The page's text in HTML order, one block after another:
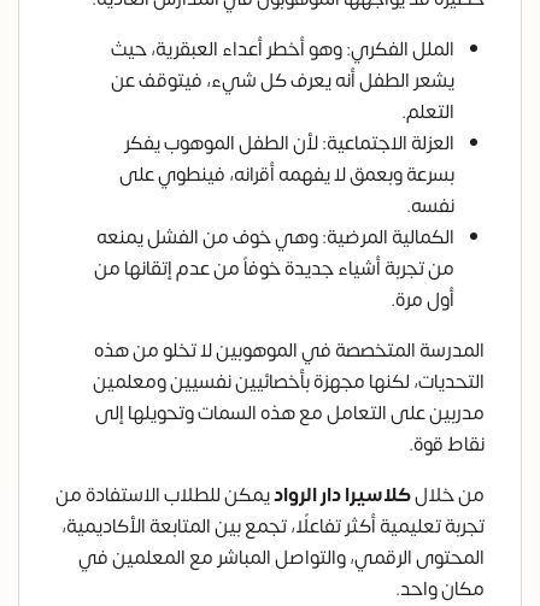
الملل الفكري: وهو أخطر أعداء العبقرية، حيث
يشعر الطفل أنه يعرف كل شيء، فيتوقف عن
التعلم.
العزلة الاجتماعية: لأن الطفل الموهوب يفكر
بسرعة وبعمق لا يفهمه أقرانه، فينطوي على
نفسه.
الكمالية المرضية: وهي خوف من الفشل يمنعه
من تجربة أشياء جديدة خوفاً من عدم إتقانها من
أول مرة.
المدرسة المتخصصة في الموهوبين لا تخلو من هذه
التحديات، لكنها مجهزة بأخصائيين نفسيين ومعلمين
مدربين على التعامل مع هذه السمات وتحويلها إلى
نقاط قوة.
من خلالكلاسيرا دار الرواديمكن للطلاب الاستفادة من
تجربة تعليمية أكثر تفاعلًا، تجمع بين المتابعة الأكاديمية،
المحتوى الرقمي، والتواصل المباشر مع المعلمين في
مكان واحد.